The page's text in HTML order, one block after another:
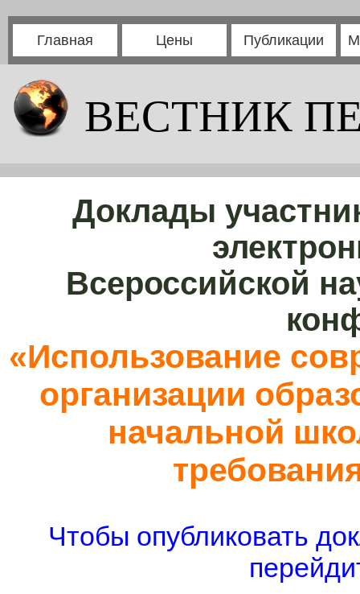
Главная Цены Публикации
ВЕСТНИК
Доклады
Всероссийской
«Использование
организации
начальной
Чтобы опубликовать